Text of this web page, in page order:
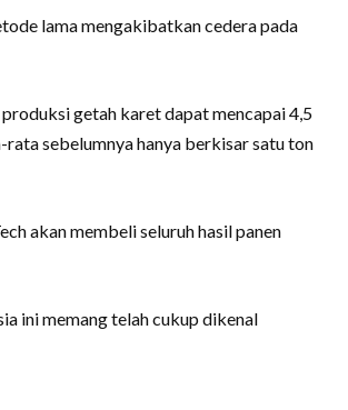
lama mengakibatkan cedera pada
getah karet dapat mencapai 4,5
sebelumnya hanya berkisar satu ton
akan membeli seluruh hasil panen
ini memang telah cukup dikenal